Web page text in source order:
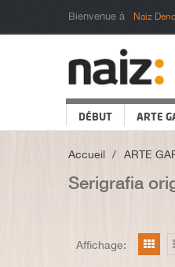
Bienvenue à Naiz
DÉBUT ARTE
Accueil > ARTE
Serigrafia
Affichage: